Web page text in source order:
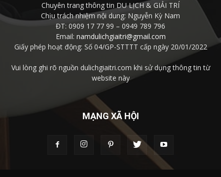
Chuyên trang thông tin DU LỊCH & GIẢI TRÍ
Chịu trách nhiệm nội dung: Nguyễn Kỳ Nam
ĐT: 0909 17 77 99 – 0949 789 796
Email: namdulichgiaitri@gmail.com
Giấy phép hoạt động: Số 04/GP-STTTT cấp ngày 20/01/2022
Vui lòng ghi rõ nguồn dulichgiaitri.com khi sử dụng thông tin từ
website này
MẠNG XÃ HỘI